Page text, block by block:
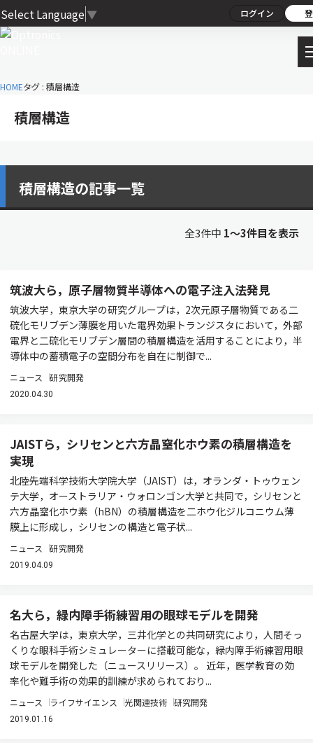
Select Language ▼ ログイン
HOMEタグ : 積層構造
積層構造
積層構造の記事一覧
全3件中 1〜3件目を表示
筑波大ら，原子層物質半導体への電子注入法発見
筑波大学，東京大学の研究グループは，2次元原子層物質である二
硫化モリブデン薄膜を用いた電界効果トランジスタにおいて，外部
電界と二硫化モリブデン層間の積層構造を活用することにより，半
導体中の蓄積電子の空間分布を自在に制御で...
ニュース 研究開発
2020.04.30
JAISTら，シリセンと六方晶窒化ホウ素の積層構造を
実現
北陸先端科学技術大学院大学（JAIST）は，オランダ・トゥウェン
テ大学，オーストラリア・ウォロンゴン大学と共同で，シリセンと
六方晶窒化ホウ素（hBN）の積層構造を二ホウ化ジルコニウム薄
膜上に形成し，シリセンの構造と電子状...
ニュース 研究開発
2019.04.09
名大ら，緑内障手術練習用の眼球モデルを開発
名古屋大学は，東京大学，三井化学との共同研究により，人間そっ
くりな眼科手術シミュレーターに搭載可能な，緑内障手術練習用眼
球モデルを開発した（ニュースリリース）。 近年，医学教育の効
率化や難手術の効果的訓練が求められており...
ニュース ライフサイエンス 光関連技術 研究開発
2019.01.16